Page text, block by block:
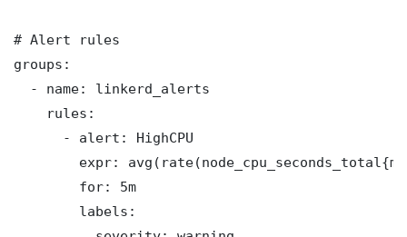
# Alert rules
groups:
  - name: linkerd_alerts
    rules:
      - alert: HighCPU
expr:
        for: 5m
        labels: